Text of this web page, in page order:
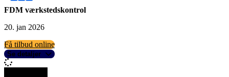
FDM værkstedskontrol
20. jan 2026
Få tilbud online
Se detaljer